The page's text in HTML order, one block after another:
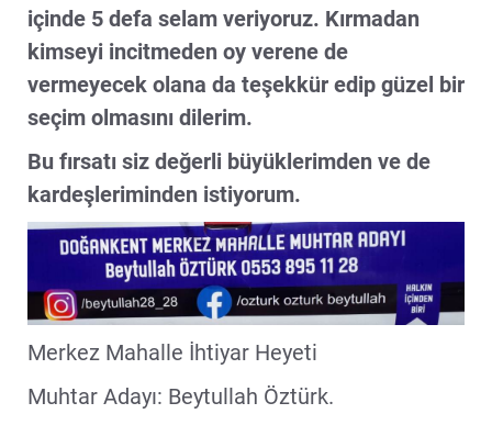
içinde 5 defa selam veriyoruz. Kırmadan
kimseyi incitmeden oy verene de
vermeyecek olana da teşekkür edip güzel bir
seçim olmasını dilerim.
Bu fırsatı siz değerli büyüklerimden ve de
kardeşleriminden istiyorum.
Merkez Mahalle İhtiyar Heyeti
Muhtar Adayı: Beytullah Öztürk.